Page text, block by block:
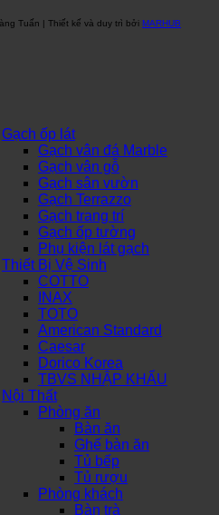
Tuấn | Thiết kế và duy trì bởi MARHUB
Gạch ốp lát
Gạch vân đá Marble
Gạch vân gỗ
Gạch sân vườn
Gạch Terrazzo
Gạch trang trí
Gạch ốp tường
Phụ kiện lát gạch
Thiết Bị Vệ Sinh
COTTO
INAX
TOTO
American Standard
Caesar
Dorico Korea
TBVS NHẬP KHẨU
Nội Thất
Phòng ăn
Bàn ăn
Ghế bàn ăn
Tủ bếp
Tủ rượu
Phòng khách
Bàn trà